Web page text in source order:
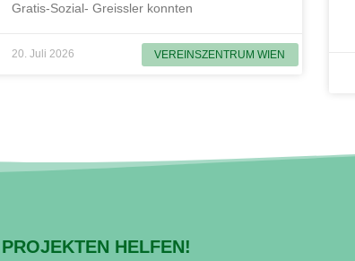
VEREINSZENTRUM WIEN
Gratis-Sozial- Greissler konnten
20. Juli 2026
HELFEN!